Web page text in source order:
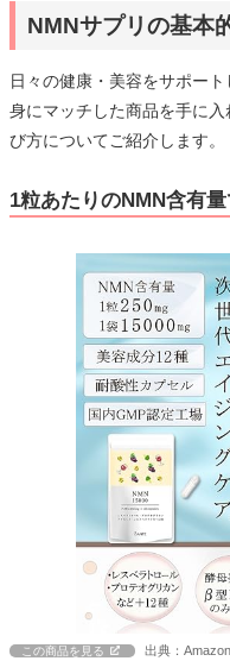
NMNサプリの基本
日々の健康・美容をサポー
身にマッチした商品を手に
び方についてご紹介します。
1粒あたりのNMN含有
この商品を見る 出典：Amazon